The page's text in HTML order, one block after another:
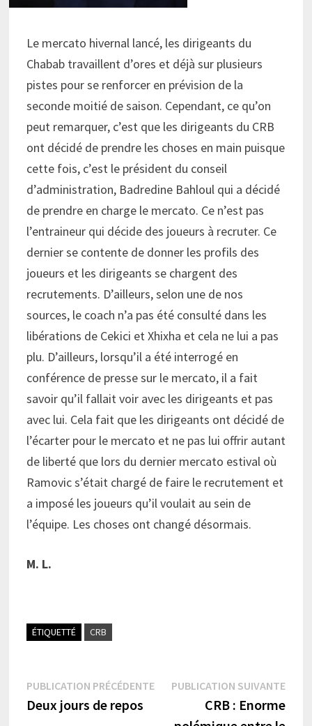
Le mercato hivernal lancé, les dirigeants du
Chabab travaillent d’ores et déjà sur plusieurs
pistes pour se renforcer en prévision de la
seconde moitié de saison. Cependant, ce qu’on
peut remarquer, c’est que les dirigeants du CRB
ont décidé de prendre les choses en main puisque
cette fois, c’est le président du conseil
d’administration, Badredine Bahloul qui a décidé
de prendre en charge le mercato. Ce n’est pas
l’entraineur qui décide des joueurs à recruter. Ce
dernier se contente de donner les profils des
joueurs et les dirigeants se chargent des
recrutements. D’ailleurs, selon une de nos
sources, le coach n’a pas été consulté dans les
libérations de Cekici et Xhixha et cela ne lui a pas
plu. D’ailleurs, lorsqu’il a été interrogé en
conférence de presse sur le mercato, il a fait
savoir qu’il fallait voir avec les dirigeants et pas
avec lui. Cela fait que les dirigeants ont décidé de
l’écarter pour le mercato et ne pas lui offrir autant
de liberté que lors du dernier mercato estival où
Ramovic s’était chargé de faire le recrutement et
a imposé les joueurs qu’il voulait au sein de
l’équipe. Les choses ont changé désormais.
M. L.
ÉTIQUETTÉ CRB
Navigation
de
PUBLICATION PRÉCÉDENTEPublication
précédente :
Deux jours de repos
PUBLICATION SUIVANTE
CRB : Enorme